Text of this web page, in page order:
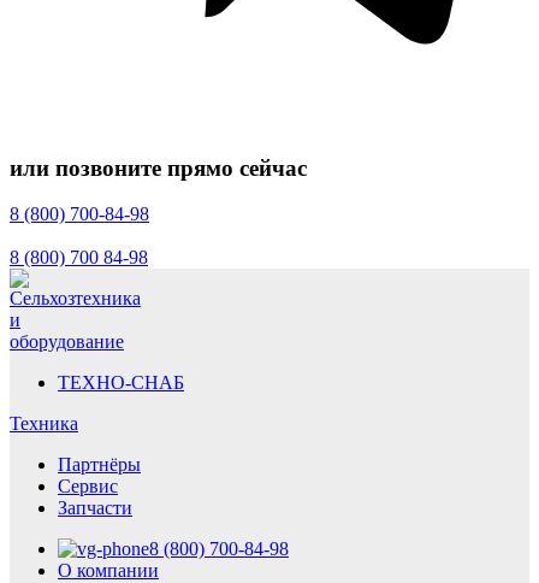
или позвоните прямо сейчас
8 (800) 700-84-98
8 (800) 700 84-98
ТЕХНО-СНАБ
Техника
Партнёры
Сервис
Запчасти
8 (800) 700-84-98
О компании